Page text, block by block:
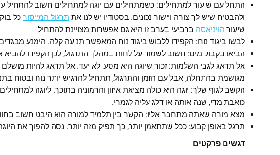
התחל עם שיעור למתחילים: כשמתחילים עם יוגה למתחילים חשוב להתחיל
ולהבטיח שיש לך צורה ויישור נכונים. בסטודיו יש לנו את תרגול המייסור כל
שיעור הויניאסה ברביעי בערב זו היא גם אפשרות מצויינת להתחיל.
לבשו ביגוד נוח: הקפידו ללבוש ביגוד נוח המאפשר תנועה קלה. הימנע
הביאו בקבוק מים: חשוב לשמור על לחות במהלך התרגול, לכן הקפידו להביא
אל תדאג לגבי השלמות: זכור שיוגה היא מסע, לא יעד. אל תדאג להיות
מגושמת בהתחלה, אבל עם הזמן והתרגול, תתחיל להרגיש יותר נוח ובטוח
הקשב לגוף שלך: יוגה היא כולה מציאת איזון והרמוניה בתוכך. ליוגה
כואבת מדי, שנה אותה או דלג עליה לגמרי.
מצא מורה שאתה מתחבר אליו: הקשר בין תלמיד למורה הוא היבט חשוב
תרגל באופן קבוע: ככל שתתאמן יותר, כך תפיק מזה יותר. נסה להפוך את
דגשים פרקטים